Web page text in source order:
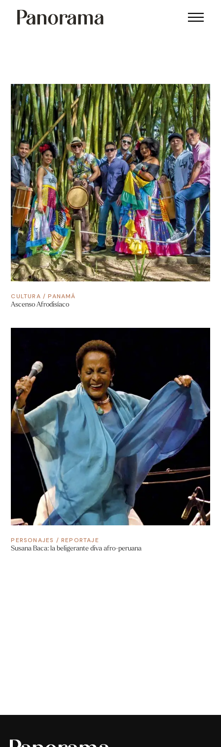
CULTURA /PANAMÁ
Ascenso Afrodisíaco
PERSONAJES /REPORTAJE
Susana Baca: la beligerante diva afro-peruana